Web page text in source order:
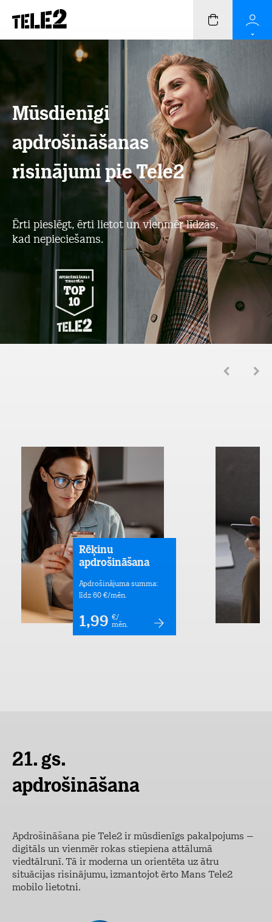
Mūsdienīgi
apdrošināšanas
risinājumi pie Tele2
Ērti pieslēgt, ērti lietot un vienmēr līdzās,
kad nepieciešams.
Rēķinu
apdrošināšana
Apdrošinājuma summa:
līdz 60 €/mēn.
1,99 €/
mēn.
21. gs.
apdrošināšana
Apdrošināšana pie Tele2 ir mūsdienīgs pakalpojums –
digitāls un vienmēr rokas stiepiena attālumā
viedtālrunī. Tā ir moderna un orientēta uz ātru
situācijas risinājumu, izmantojot ērto Mans Tele2
mobilo lietotni.